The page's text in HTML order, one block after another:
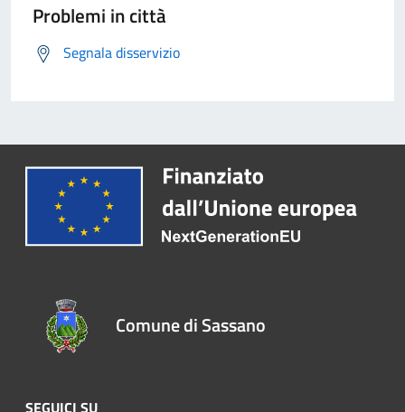
Problemi in città
Segnala disservizio
Comune di Sassano
SEGUICI SU